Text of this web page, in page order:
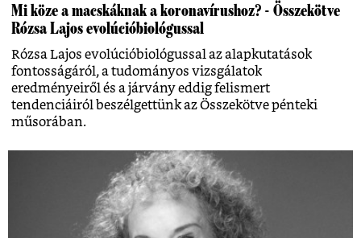
Mi köze a macskáknak a koronavírushoz? - Összekötve
Rózsa Lajos evolúcióbiológussal
Rózsa Lajos evolúcióbiológussal az alapkutatások
fontosságáról, a tudományos vizsgálatok
eredményeiről és a járvány eddig felismert
tendenciáiról beszélgettünk az Összekötve pénteki
műsorában.